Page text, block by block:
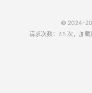
© 2024-
请求次数：45 次，加